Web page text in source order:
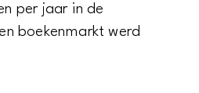
per jaar in de
boekenmarkt werd